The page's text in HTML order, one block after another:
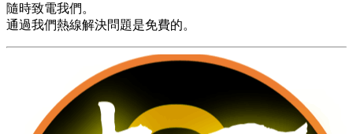
隨時致電我們。
通過我們熱線解決問題是免費的。